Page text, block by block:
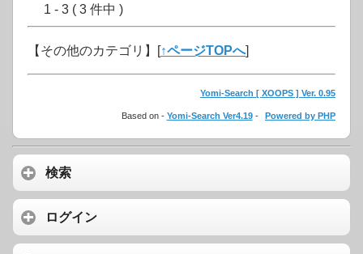
1 - 3 ( 3 件中 )
【その他のカテゴリ】 [↑ページTOPへ]
Yomi-Search [ XOOPS ] Ver. 0.95
Based on - Yomi-Search Ver4.19- Powered by PHP
検索
ログイン